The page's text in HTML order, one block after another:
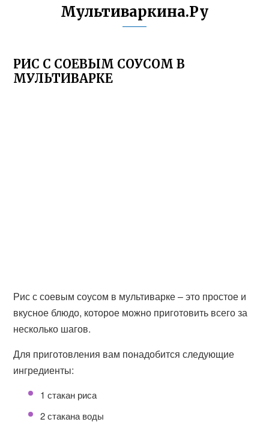
Мультиваркина.Ру
РИС С СОЕВЫМ СОУСОМ В
МУЛЬТИВАРКЕ
Рис с соевым соусом в мультиварке – это простое и
вкусное блюдо, которое можно приготовить всего за
несколько шагов.
Для приготовления вам понадобится следующие
ингредиенты:
1 стакан риса
2 стакана воды